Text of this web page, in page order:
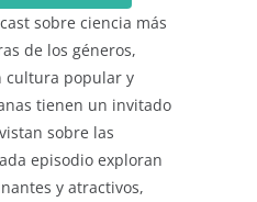
sobre ciencia más
de los géneros,
cultura popular y
tienen un invitado
sobre las
episodio exploran
y atractivos,